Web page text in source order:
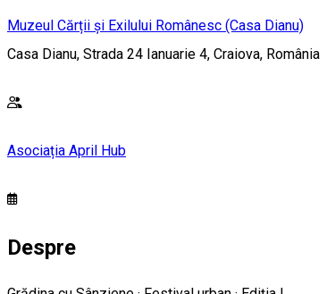
Muzeul Cărții și Exilului Românesc (Casa Dianu)
Casa Dianu, Strada 24 Ianuarie 4, Craiova, România
Asociația April Hub
Despre